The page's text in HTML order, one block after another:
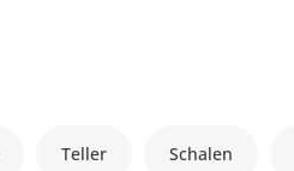
Teller Schalen